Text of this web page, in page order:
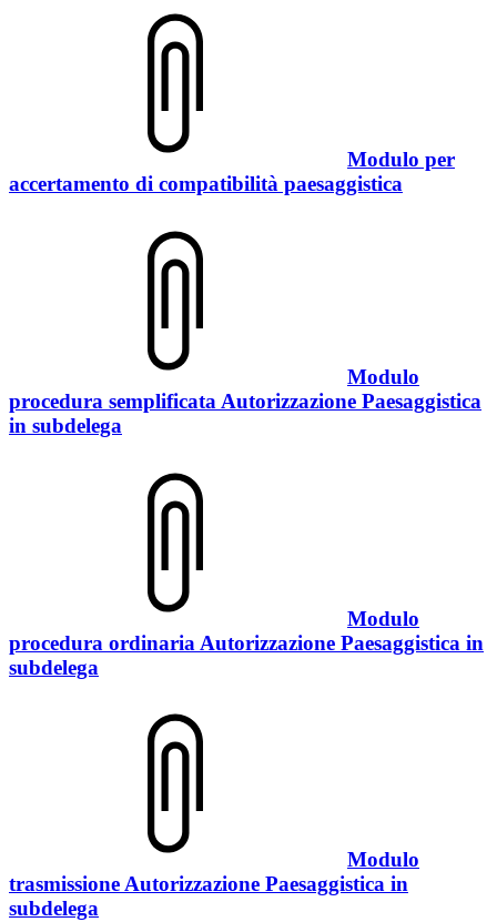
Modulo per
accertamento di compatibilità paesaggistica
Modulo
procedura semplificata Autorizzazione Paesaggistica
in subdelega
Modulo
procedura ordinaria Autorizzazione Paesaggistica in
subdelega
Modulo
trasmissione Autorizzazione Paesaggistica in
subdelega